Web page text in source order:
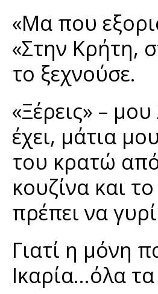
«Μα που
«Στην Κρήτη,
το ξεχνούσε.
«Ξέρεις» –
έχει, μάτια
του κρατώ
κουζίνα και
πρέπει να
Γιατί η μόνη
Ικαρία…όλα